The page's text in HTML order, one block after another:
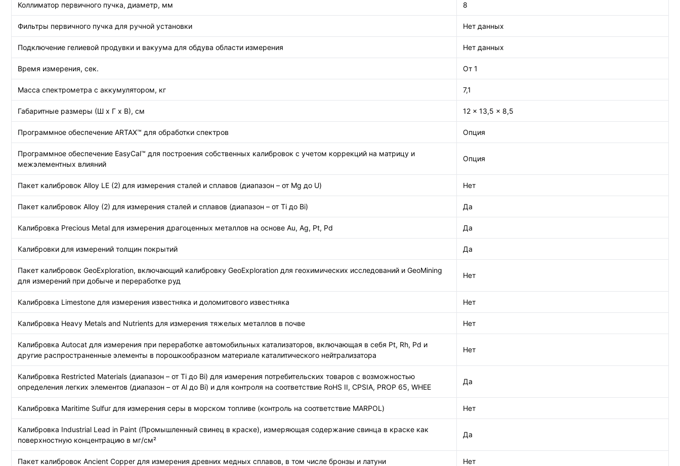
Коллиматор первичного пучка, диаметр, мм 8
Фильтры первичного пучка для ручной установки Нет данных
Подключение гелиевой продувки и вакуума для обдува области измерения Нет данных
Время измерения, сек. От 1
Масса спектрометра с аккумулятором, кг 7,1
Габаритные размеры (Ш x Г x В), см 12 x 13,5 x 8,5
Программное обеспечение ARTAX™ для обработки спектров Опция
Программное обеспечение EasyCal™ для построения собственных калибровок с учетом коррекций на матрицу и
межэлементных влияний
Опция
Пакет калибровок Alloy LE (2) для измерения сталей и сплавов (диапазон – от Mg до U) Нет
Пакет калибровок Alloy (2) для измерения сталей и сплавов (диапазон – от Ti до Bi) Да
Калибровка Precious Metal для измерения драгоценных металлов на основе Au, Ag, Pt, Pd Да
Калибровки для измерений толщин покрытий Да
Пакет калибровок GeoExploration, включающий калибровку GeoExploration для геохимических исследований и GeoMining
для измерений при добыче и переработке руд
Нет
Калибровка Limestone для измерения известняка и доломитового известняка Нет
Калибровка Heavy Metals and Nutrients для измерения тяжелых металлов в почве Нет
Калибровка Autocat для измерения при переработке автомобильных катализаторов, включающая в себя Pt, Rh, Pd и
другие распространенные элементы в порошкообразном материале каталитического нейтрализатора
Нет
Калибровка Restricted Materials (диапазон – от Ti до Bi) для измерения потребительских товаров с возможностью
определения легких элементов (диапазон – от Al до Bi) и для контроля на соответствие RoHS II, CPSIA, PROP 65, WHEE
Да
Калибровка Maritime Sulfur для измерения серы в морском топливе (контроль на соответствие MARPOL) Нет
Калибровка Industrial Lead in Paint (Промышленный свинец в краске), измеряющая содержание свинца в краске как
поверхностную концентрацию в мг/см²
Да
Пакет калибровок Ancient Copper для измерения древних медных сплавов, в том числе бронзы и латуни Нет